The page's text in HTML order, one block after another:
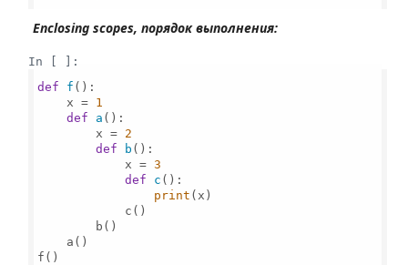
Enclosing scopes, порядок выполнения:
In [ ]:
def
f ():
    x =
1
def
a ():
        x =
2
def
b ():
            x =
3
def
c ():
print (x)
            c()
        b()
    a()
f()